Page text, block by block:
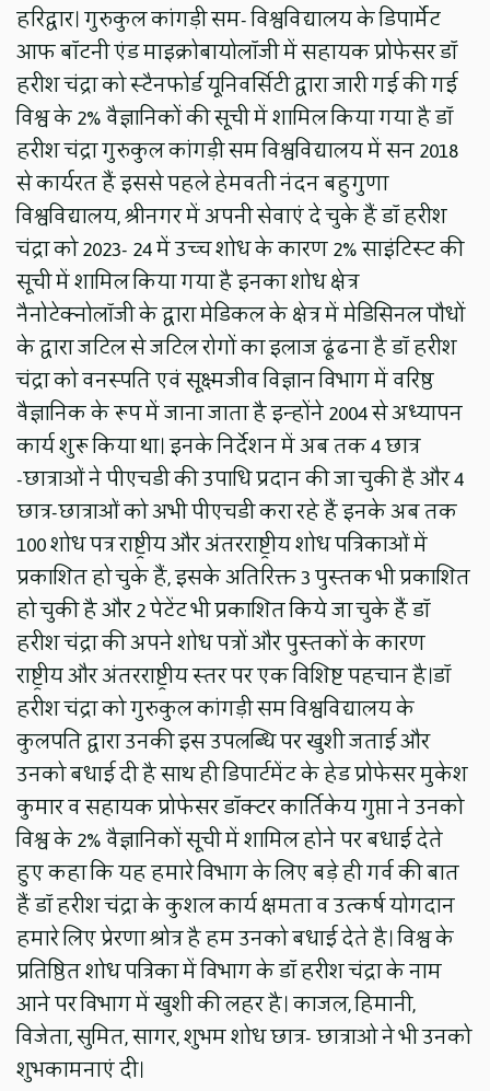
हरिद्वार। गुरुकुल कांगड़ी सम- विश्वविद्यालय के डिपार्मेंट
आफ बॉटनी एंड माइक्रोबायोलॉजी में सहायक प्रोफेसर डॉ
हरीश चंद्रा को स्टैनफोर्ड यूनिवर्सिटी द्वारा जारी गई की गई
विश्व के 2% वैज्ञानिकों की सूची में शामिल किया गया है डॉ
हरीश चंद्रा गुरुकुल कांगड़ी सम विश्वविद्यालय में सन 2018
से कार्यरत हैं इससे पहले हेमवती नंदन बहुगुणा
विश्वविद्यालय, श्रीनगर में अपनी सेवाएं दे चुके हैं डॉ हरीश
चंद्रा को 2023- 24 में उच्च शोध के कारण 2% साइंटिस्ट की
सूची में शामिल किया गया है इनका शोध क्षेत्र
नैनोटेक्नोलॉजी के द्वारा मेडिकल के क्षेत्र में मेडिसिनल पौधों
के द्वारा जटिल से जटिल रोगों का इलाज ढूंढना है डॉ हरीश
चंद्रा को वनस्पति एवं सूक्ष्मजीव विज्ञान विभाग में वरिष्ठ
वैज्ञानिक के रूप में जाना जाता है इन्होंने 2004 से अध्यापन
कार्य शुरू किया था। इनके निर्देशन में अब तक 4 छात्र
-छात्राओं ने पीएचडी की उपाधि प्रदान की जा चुकी है और 4
छात्र-छात्राओं को अभी पीएचडी करा रहे हैं इनके अब तक
100 शोध पत्र राष्ट्रीय और अंतरराष्ट्रीय शोध पत्रिकाओं में
प्रकाशित हो चुके हैं, इसके अतिरिक्त 3 पुस्तक भी प्रकाशित
हो चुकी है और 2 पेटेंट भी प्रकाशित किये जा चुके हैं डॉ
हरीश चंद्रा की अपने शोध पत्रों और पुस्तकों के कारण
राष्ट्रीय और अंतरराष्ट्रीय स्तर पर एक विशिष्ट पहचान है।डॉ
हरीश चंद्रा को गुरुकुल कांगड़ी सम विश्वविद्यालय के
कुलपति द्वारा उनकी इस उपलब्धि पर खुशी जताई और
उनको बधाई दी है साथ ही डिपार्टमेंट के हेड प्रोफेसर मुकेश
कुमार व सहायक प्रोफेसर डॉक्टर कार्तिकेय गुप्ता ने उनको
विश्व के 2% वैज्ञानिकों सूची में शामिल होने पर बधाई देते
हुए कहा कि यह हमारे विभाग के लिए बड़े ही गर्व की बात
हैं डॉ हरीश चंद्रा के कुशल कार्य क्षमता व उत्कर्ष योगदान
हमारे लिए प्रेरणा श्रोत्र है हम उनको बधाई देते है। विश्व के
प्रतिष्ठित शोध पत्रिका में विभाग के डॉ हरीश चंद्रा के नाम
आने पर विभाग में खुशी की लहर है। काजल, हिमानी,
विजेता, सुमित, सागर, शुभम शोध छात्र- छात्राओ ने भी उनको
शुभकामनाएं दी।